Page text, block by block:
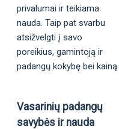
privalumai ir teikiama
nauda. Taip pat svarbu
atsižvelgti į savo
poreikius, gamintoją ir
padangų kokybę bei kainą.
Vasarinių padangų
savybės ir nauda